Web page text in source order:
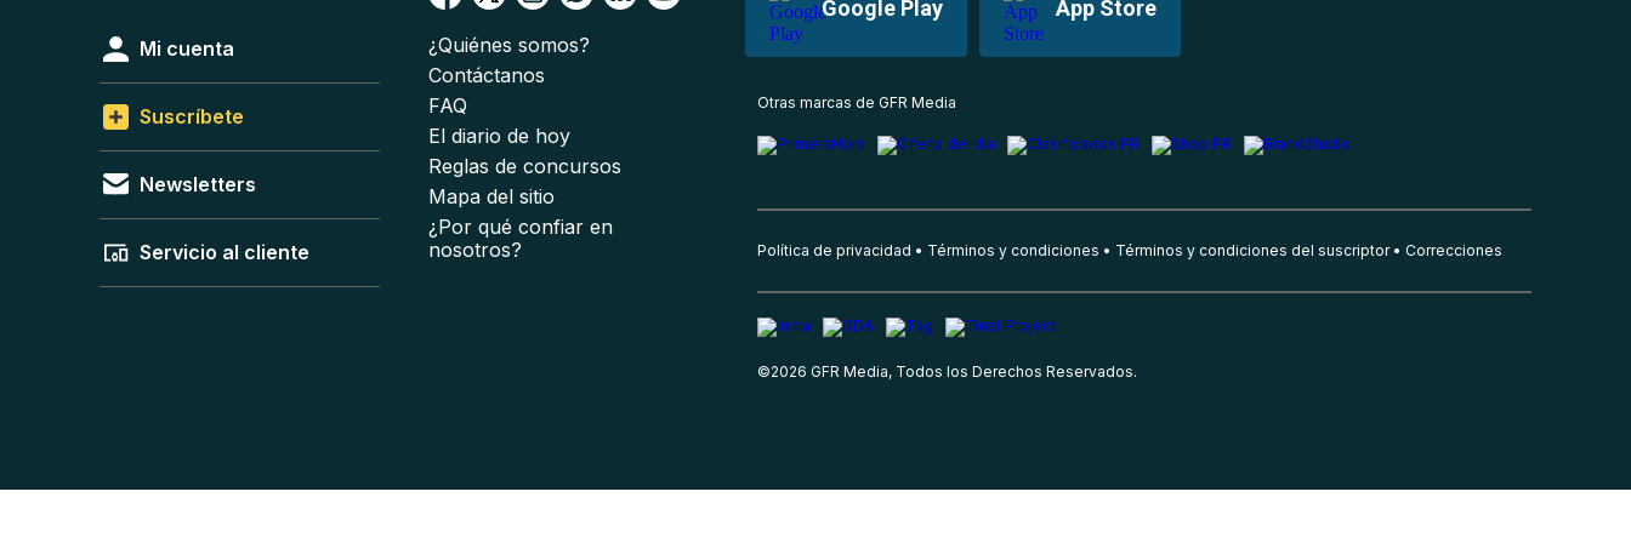
Google Play App Store
Mi cuenta
Suscríbete
Newsletters
Servicio al cliente
¿Quiénes somos?
Contáctanos
FAQ
El diario de hoy
Reglas de concursos
Mapa del sitio
¿Por qué confiar en
nosotros?
Otras marcas de GFR Media
Política de privacidad Términos y condiciones Términos y condiciones del suscriptor Correcciones
©2026 GFR Media, Todos los Derechos Reservados.